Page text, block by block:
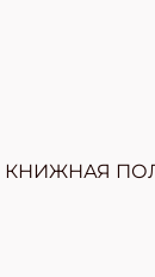
КНИЖНАЯ